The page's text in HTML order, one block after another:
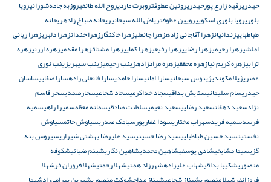
حیدریرقیه زارع پورحیدریروئین عطوفتروبرت ماردیروح الله طائفیروزبه جامه‌شورانیرویا
بلوریرویا بلوری اسکوییرویین عطوفتریاض الله سبحانیریحانه صباغ زادهریحانه
طباطباییزندانیانزهرا آقاجانی زادهزهرا جانعلیزهرا خاکنگارزهرا خندانزهرا دلبریزهرا ربانی
املشیزهرا رحیمیزهرا رضاییزهرا رفیعیزهرا کماییزهرا مشتاقزهرا مقدمیزهره ارزنیزهره
ترابیزهره کریم نیازهره محققیزهره مرادزادهزینب رحیمیزینب سپهریزینب نوری
عصریژیلا مکوندیژینوس سبحانیسارا امانیسارا حامدیسارا خانعلی زادهسارا صفاییساسان
حیدریسام سلیمانیستایش بداقیسجاد خداکرمیسجاد شجاعیسجارصمدیسحر قاسم
نژادسعید دهقانسعید رضاییسعید نعیمیسلطنت صادقیسمانه معظمسمیرا راهیسمیه
فرسدسمیه فریدسهراب مختاریسودا غفار‌پورسیامک صدریسیاوش حاتمسیاوش
نخستینسید حسین طباطباییسید رضا حسینیسید علیرضا بهشتی شیرازیسیروس بنه
گزیسیما مشایخیشادی یوسفیشاهین محمدیشاهین نگاریشبنم ضیائیشکوفه
منصوریشکیبا بداقیشهاب علیزادهشهرزاد همتیشهلا رحمتیشهلا فروزان فرشهلا